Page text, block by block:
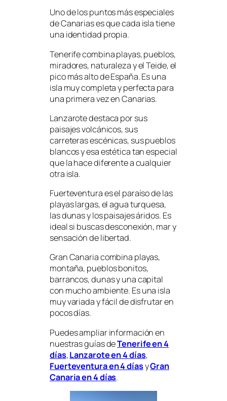
Uno de los puntos más especiales
de Canarias es que cada isla tiene
una identidad propia.
Tenerife combina playas, pueblos,
miradores, naturaleza y el Teide, el
pico más alto de España. Es una
isla muy completa y perfecta para
una primera vez en Canarias.
Lanzarote destaca por sus
paisajes volcánicos, sus
carreteras escénicas, sus pueblos
blancos y esa estética tan especial
que la hace diferente a cualquier
otra isla.
Fuerteventura es el paraíso de las
playas largas, el agua turquesa,
las dunas y los paisajes áridos. Es
ideal si buscas desconexión, mar y
sensación de libertad.
Gran Canaria combina playas,
montaña, pueblos bonitos,
barrancos, dunas y una capital
con mucho ambiente. Es una isla
muy variada y fácil de disfrutar en
pocos días.
Puedes ampliar información en
nuestras guías deTenerife en 4
días,Lanzarote en 4 días,
Fuerteventura en 4 díasyGran
Canaria en 4 días.